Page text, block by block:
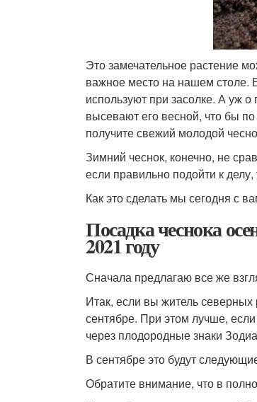
Это замечательное растение
важное место на нашем столе.
используют при засолке. А уж
высевают его весной, что бы
получите свежий молодой
Зимний чеснок, конечно, не
если правильно подойти к
Как это сделать мы сегодня с
Посадка чеснока
2021 году
Сначала предлагаю все же
Итак, если вы житель северных
сентябре. При этом лучше,
через плодородные знаки
В сентябре это будут
Обратите внимание, что в